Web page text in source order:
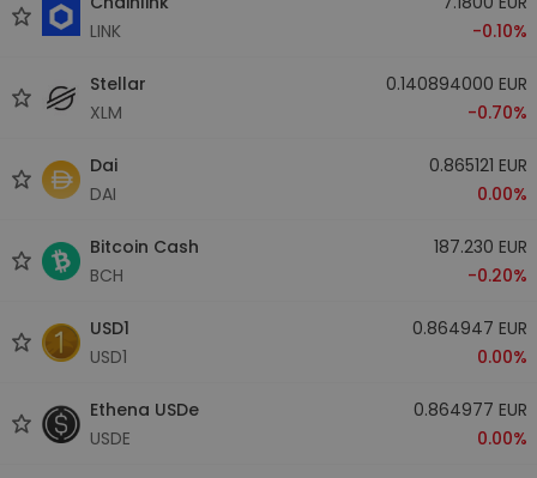
LINK
-0.10%
Stellar
XLM
0.140894000 EUR
-0.70%
Dai
DAI
0.865121 EUR
0.00%
Bitcoin Cash
BCH
187.230 EUR
-0.20%
USD1
USD1
0.864947 EUR
0.00%
Ethena USDe
USDE
0.864977 EUR
0.00%